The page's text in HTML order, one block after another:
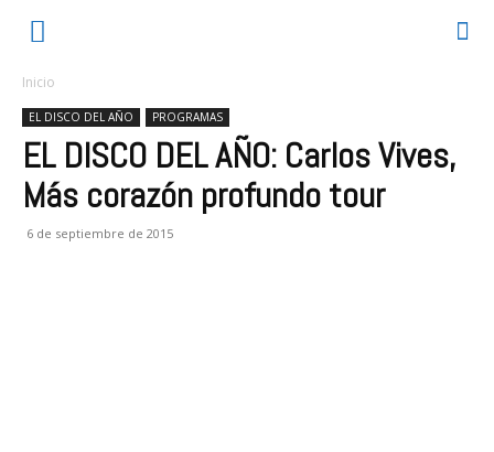
Inicio
EL DISCO DEL AÑO PROGRAMAS
EL DISCO DEL AÑO: Carlos Vives,
Más corazón profundo tour
6 de septiembre de 2015